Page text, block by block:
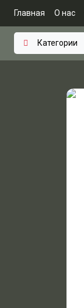
Главная О нас
Категории